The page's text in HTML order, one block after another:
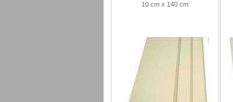
10 cm x 140 cm